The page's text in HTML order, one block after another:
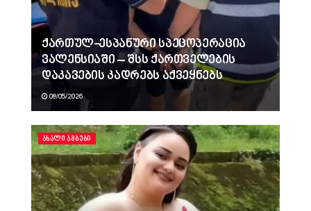
ქართულ-ესპანური სპეცოპერაცია
ვალენსიაში – შსს ქართველების
დაკავების კადრებს აქვეყნებს
08/05/2026
ᲐᲮᲐᲚᲘ ᲐᲛᲑᲔᲑᲘ